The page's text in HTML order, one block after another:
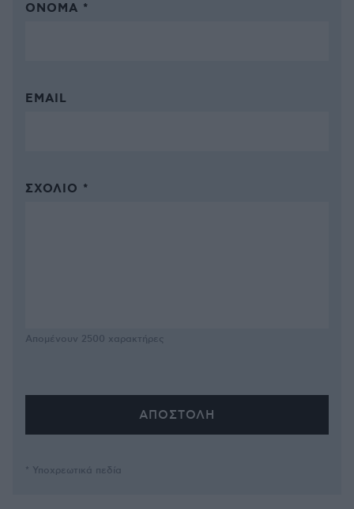
ΌΝΟΜΑ *
EMAIL
ΣΧΌΛΙΟ *
Απομένουν 2500 χαρακτήρες
* Υποχρεωτικά πεδία